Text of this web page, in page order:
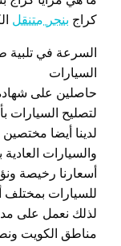
كراج بنجر متنقل
السرعة في تلبية
السيارات
حاصلين على
لتصليح السيارات
لدينا أيضا
والسيارات
أسعارنا رخيصة
للسيارات بمختلف
لذلك نعمل على
مناطق الكويت